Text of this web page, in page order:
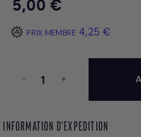
5,00 €
PRIX MEMBRE 4,25 €
- +
INFORMATION D'EXPEDITION